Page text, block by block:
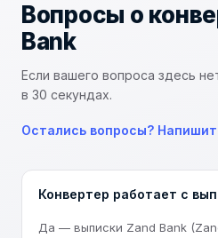
Вопросы о
Bank
Если вашего вопроса здесь
в 30 секундах.
Остались вопросы?
Конвертер работает с
Да — выписки Zand Bank